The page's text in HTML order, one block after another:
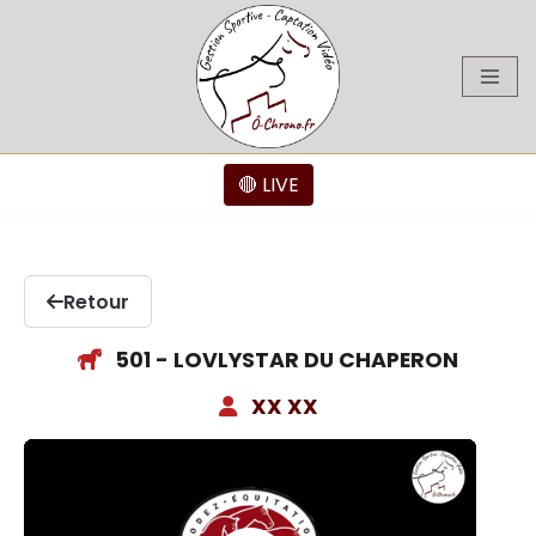
🔴 LIVE
Retour
501 - LOVLYSTAR DU CHAPERON
XX XX